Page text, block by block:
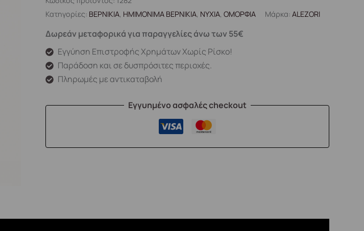
Κατηγορίες: ΒΕΡΝΙΚΙΑ, ΗΜΙΜΟΝΙΜΑ ΒΕΡΝΙΚΙΑ, ΝΥΧΙΑ,ΟΜΟΡΦΙΑ Μάρκα:ALEZORI
Δωρεάν μεταφορικά για παραγγελίες άνω των 55€
Εγγύηση Επιστροφής Χρημάτων Χωρίς Ρίσκο!
Παράδοση και σε δυσπρόσιτες περιοχές.
Πληρωμές με αντικαταβολή
Εγγυημένο ασφαλές checkout